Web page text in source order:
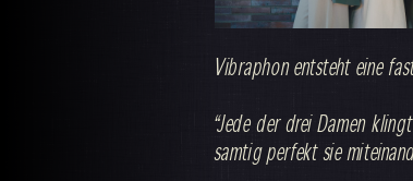
Vibraphon entsteht eine
“Jede der drei Damen
samtig perfekt sie